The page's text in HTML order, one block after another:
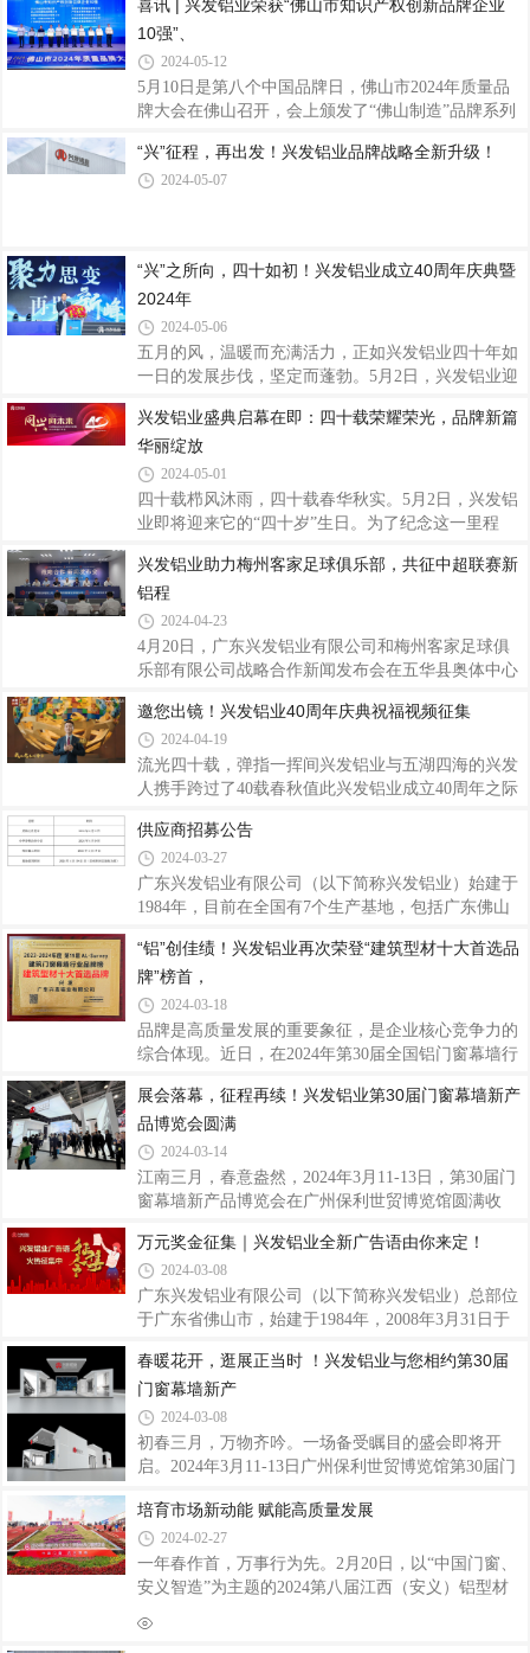
型超高层建筑，打造超级湾区滨海城市综合体，是招
商局集团的“头号工程”，建成后将成为深圳太子湾片
区的标志性建筑，也将是“深圳市太子湾
于未来，兴发铝业品牌形象全新升级，力谋新发展。
勇立潮头挺起国之铝业“脊梁”历经风雨，兴发铝业从
一家乡镇企业到如今的中国铝挤压材领军企业， 2008
年，公司于香港联交所主板上市。之后随着广东省广
新控股集团有限公司和中国联塑集团控股有限公司分
见诸在国内外的建筑门窗幕墙系统、电子设备、机械
装备、轨道交通、航空、船舶等领域等场景或载
喜讯 | 兴发铝业荣获“佛山市知识产权创新品牌企业
10强”、
2024-05-12
5月10日是第八个中国品牌日，佛山市2024年质量品
牌大会在佛山召开，会上颁发了“佛山制造”品牌系列
识产权创新品牌企业10强”、“佛山市匠心品质品牌企
业50强”称号。兴发铝业作为铝型材行业的龙头企
的起草编制工作，以标准推动企业创新发展，现已参
与起草制定2项国际标准、77项国家标准、33项行业
标准和31项团体标准，并通过严格细分生产工
“兴”征程，再出发！兴发铝业品牌战略全新升级！
2024-05-07
“兴”之所向，四十如初！兴发铝业成立40周年庆典暨
2024年
2024-05-06
五月的风，温暖而充满活力，正如兴发铝业四十年如
一日的发展步伐，坚定而蓬勃。5月2日，兴发铝业迎
业成立40周年庆典暨2024年客户年会”。来自全国各
地的嘉宾、协会专家、经销商客户、合作伙伴以及兴
发铝业的同仁们齐聚一堂，共同见证兴发铝业四十年
的辉煌历程，共话兴发展，共享兴荣耀，共创兴未
来。新程共启，智绘铝业未来图随着音乐响起，“兴
缓拉开。激昂的旋律和舞者们灵动的身姿，展现了兴
发人的澎湃活力与进取精神。会上，兴发铝业董
兴发铝业盛典启幕在即：四十载荣耀荣光，品牌新篇
华丽绽放
2024-05-01
四十载栉风沐雨，四十载春华秋实。5月2日，兴发铝
业即将迎来它的“四十岁”生日。为了纪念这一里程
典。启新篇：品牌形象全面升级品牌是承载美好向往
的重要载体，兴发的品牌故事是生生不息的，也是不
断攀峰创新的。为能更贴近不同市场和客户的需要，
继续以高品质的产品和优质的服务为全球客户创造更
大的价值，庆典前期，兴发铝业公开征集了超过2500
进行提升更新，希望通过新的品牌形象向各界传达公
司的创新精神和追求卓越的理念。兴发铝业这次
兴发铝业助力梅州客家足球俱乐部，共征中超联赛新
铝程
2024-04-23
4月20日，广东兴发铝业有限公司和梅州客家足球俱
乐部有限公司战略合作新闻发布会在五华县奥体中心
式达成合作，兴发铝业成为梅州客家队臂章广告。会
上，兴发铝业阐述了此次合作的意义。值兴发铝业成
立40周年之际，公司首次涉足中国足球领域，与梅州
客家足球俱乐部共同开启新的合作篇章。在接下来的
发铝业”标志将首次亮相，兴发铝业的广告也将贯穿
梅州客家足球俱乐部所有赛事。公司期待梅州客家足
球队在赛场上的出色表现能进一步传递兴发铝业
邀您出镜！兴发铝业40周年庆典祝福视频征集
2024-04-19
流光四十载，弹指一挥间兴发铝业与五湖四海的兴发
人携手跨过了40载春秋值此兴发铝业成立40周年之际
我们一同祝福兴发铝业节节攀升，奔赴新征程。视频
征集具体要求一、参与对象兴发铝业全体员工、各分
子公司、合作伙伴、客户、社会各界均可参与，以个
人、团体或项目公司集体形式拍摄皆可。二、征集时
个视频拍摄时长：15秒-20秒2.拍摄内容：内容简洁，
以各自形式表达对兴发铝业40周年的祝贺与祝福。3.
拍摄语句，建议各录制三句，参考如下：(1
供应商招募公告
2024-03-27
广东兴发铝业有限公司（以下简称兴发铝业）始建于
1984年，目前在全国有7个生产基地，包括广东佛山
州基地，已成为我国著名的专业生产建筑铝型材、工
业铝型材的大型企业。2011年，广新控股集团（首登
2023年《财富》世界500强，位列427位，是广东省首
家上榜的省属国企）入股兴发，开创中国铝型材行业
国有、民营混合所有制之先河。近年来，兴发铝业分
经营业绩实现了量的规模增长和质的有效提升，业绩
连续12年保持增长，被评为国家制造业单项冠
“铝”创佳绩！兴发铝业再次荣登“建筑型材十大首选品
牌”榜首，
2024-03-18
品牌是高质量发展的重要象征，是企业核心竞争力的
综合体现。近日，在2024年第30届全国铝门窗幕墙行
金属结构协会铝门窗幕墙分会发布了《第19次门窗幕
墙行业数据申报及统计工作》成果报告。同期，盛大
举行了2023-2024年度“TOP20幕墙工程”，以
及“TOP10材料品牌”大数据入库证书的颁发仪式！兴
发铝业再次荣登“建筑型材十大首选品牌”榜首，入库
牌,以始终如一的品质和口碑再次赢得了市场和业界的
肯定，展现卓越品牌力，为企业发展再添荣光。
展会落幕，征程再续！兴发铝业第30届门窗幕墙新产
品博览会圆满
2024-03-14
江南三月，春意盎然，2024年3月11-13日，第30届门
窗幕墙新产品博览会在广州保利世贸博览馆圆满收
此，求同存异、倾力发声，为行业留下了又一场精彩
全面的听觉和视觉盛宴。兴发铝业以多款创新门窗幕
墙系统产品及解决方案，向外展示兴发智造的实力，
吸引了大量的人流，纷纷驻足了解。产品是企业与顾
随着科技的不断发展和人们对于生活品质的追求，门
窗幕墙新产品层出不穷。SOWS110窗纱一体系统、
ESD125A提升推拉门系统、ENW65外开窗系统、
D196-
万元奖金征集｜兴发铝业全新广告语由你来定！
2024-03-08
广东兴发铝业有限公司（以下简称兴发铝业）总部位
于广东省佛山市，始建于1984年，2008年3月31日于
省广新控股集团有限公司（省属国企）和2018年中国
联塑集团控股有限公司相继入股兴发铝业，开创中国
铝型材行业国有、民营混合所有制之先河，是中国著
名的专业生产建筑铝型材、工业铝型材的大型企业，
跻身铝型材世界先进行列。目前在中国拥有七大生产
划，产品在高端铝合金挤压材市场保持着较高的市场
占有率，全球无数标志性大型重点建设工程项目如
春暖花开，逛展正当时 ！兴发铝业与您相约第30届
门窗幕墙新产
2024-03-08
初春三月，万物齐吟。一场备受瞩目的盛会即将开
启。2024年3月11-13日广州保利世贸博览馆第30届门
如期亮相，全方位呈现产品优势、核心技术、品牌以
及综合实力，与众多业内精英企业共同缔造一场门窗
幕墙行业盛宴。兴发铝业展位：3号馆3B26诚邀各界
客户朋友亲临现场，共赴盛会。「兴发铝业展位」兴
区、洽谈区等多方位人性化的布局规划，展现兴发铝
培育市场新动能 赋能高质量发展
2024-02-27
一年春作首，万事行为先。2月20日，以“中国门窗、
安义智造”为主题的2024第八届江西（安义）铝型材
已成为行业标杆、铝材门窗人的默契之行，既展示了